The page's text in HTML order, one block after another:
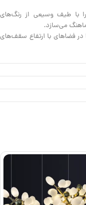
با طیف وسیعی از رنگ‌های
می‌سازد.
در فضاهای با ارتفاع سقف‌های